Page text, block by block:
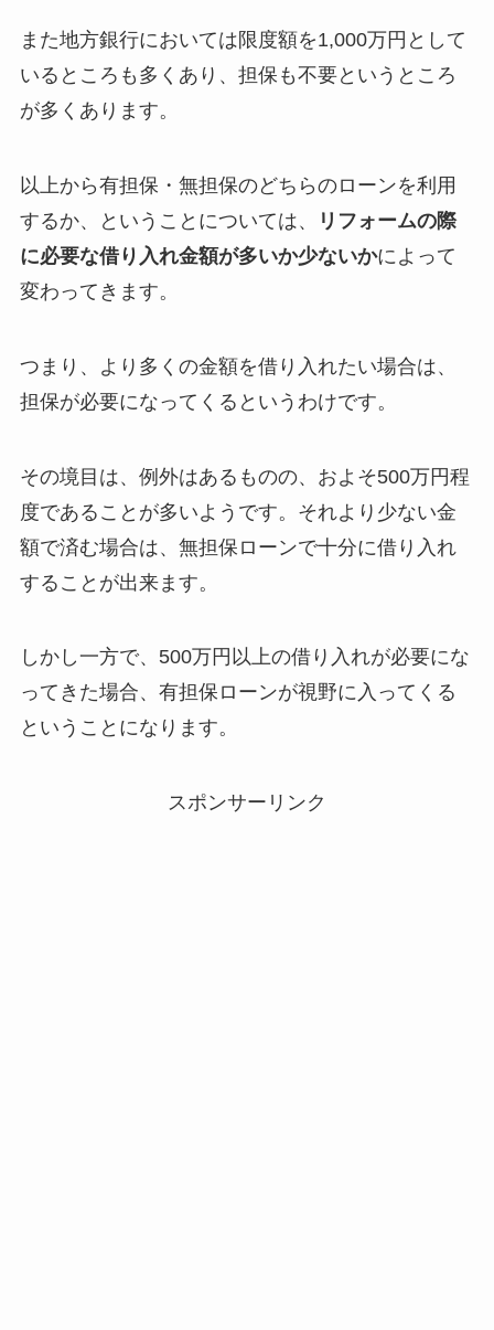
また地方銀行においては限度額を1,000万円として
いるところも多くあり、担保も不要というところ
が多くあります。
以上から有担保・無担保のどちらのローンを利用
するか、ということについては、
リフォームの際
に必要な借り入れ金額が多いか少ないかによって
変わってきます。
つまり、より多くの金額を借り入れたい場合は、
担保が必要になってくるというわけです。
その境目は、例外はあるものの、およそ500万円程
度であることが多いようです。それより少ない金
額で済む場合は、無担保ローンで十分に借り入れ
することが出来ます。
しかし一方で、500万円以上の借り入れが必要にな
ってきた場合、有担保ローンが視野に入ってくる
ということになります。
スポンサーリンク